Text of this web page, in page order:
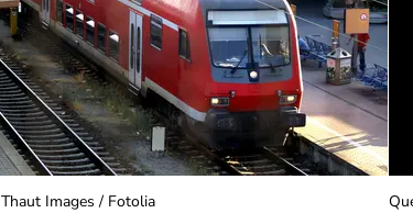
Thaut Images / Fotolia